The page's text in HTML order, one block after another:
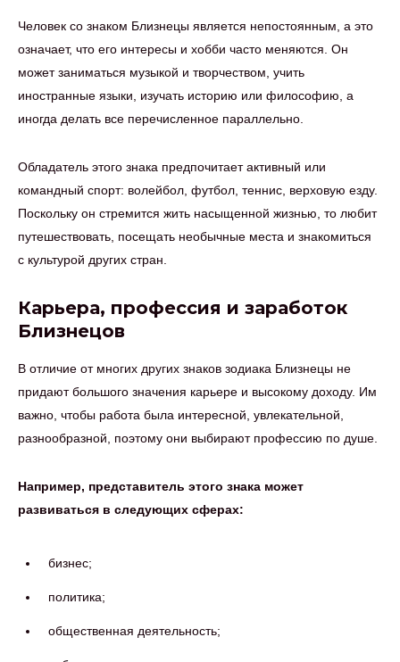
Человек со знаком Близнецы является непостоянным, а это
означает, что его интересы и хобби часто меняются. Он
может заниматься музыкой и творчеством, учить
иностранные языки, изучать историю или философию, а
иногда делать все перечисленное параллельно.
Обладатель этого знака предпочитает активный или
командный спорт: волейбол, футбол, теннис, верховую езду.
Поскольку он стремится жить насыщенной жизнью, то любит
путешествовать, посещать необычные места и знакомиться
с культурой других стран.
Карьера, профессия и заработок
Близнецов
В отличие от многих других знаков зодиака Близнецы не
придают большого значения карьере и высокому доходу. Им
важно, чтобы работа была интересной, увлекательной,
разнообразной, поэтому они выбирают профессию по душе.
Например, представитель этого знака может
развиваться в следующих сферах:
бизнес;
политика;
общественная деятельность;